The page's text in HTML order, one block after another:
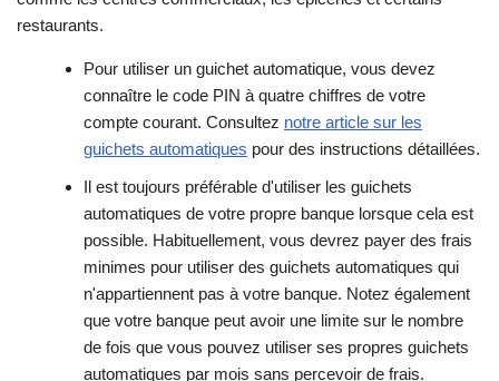
restaurants.
Pour utiliser un guichet automatique, vous devez
connaître le code PIN à quatre chiffres de votre
compte courant. Consultez notre article sur les
guichets automatiques pour des instructions détaillées.
Il est toujours préférable d'utiliser les guichets
automatiques de votre propre banque lorsque cela est
possible. Habituellement, vous devrez payer des frais
minimes pour utiliser des guichets automatiques qui
n'appartiennent pas à votre banque. Notez également
que votre banque peut avoir une limite sur le nombre
de fois que vous pouvez utiliser ses propres guichets
automatiques par mois sans percevoir de frais.